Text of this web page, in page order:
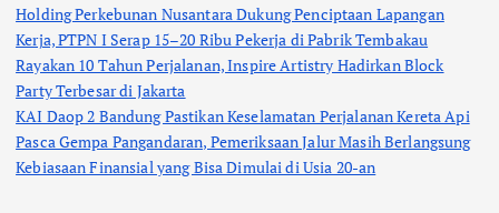
Holding Perkebunan Nusantara Dukung Penciptaan Lapangan
Kerja, PTPN I Serap 15–20 Ribu Pekerja di Pabrik Tembakau
Rayakan 10 Tahun Perjalanan, Inspire Artistry Hadirkan Block
Party Terbesar di Jakarta
KAI Daop 2 Bandung Pastikan Keselamatan Perjalanan Kereta Api
Pasca Gempa Pangandaran, Pemeriksaan Jalur Masih Berlangsung
Kebiasaan Finansial yang Bisa Dimulai di Usia 20-an